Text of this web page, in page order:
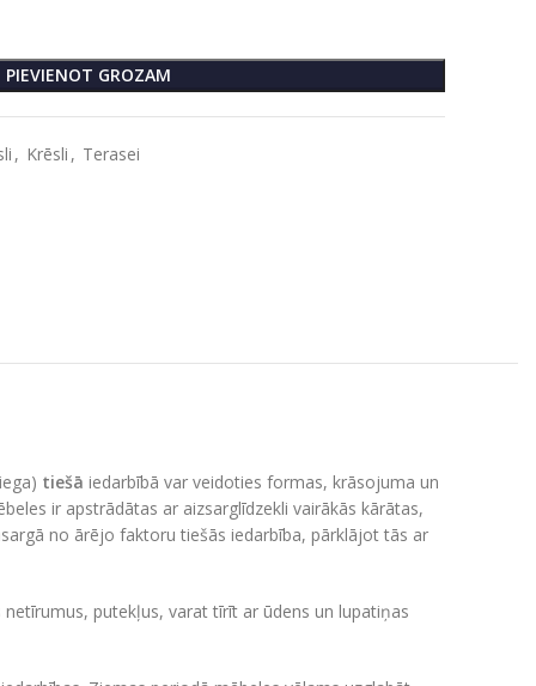
PIEVIENOT GROZAM
, Krēsli , Terasei
tiešā iedarbībā var veidoties formas, krāsojuma un
ir apstrādātas ar aizsarglīdzekli vairākās kārātas,
no ārējo faktoru tiešās iedarbība, pārklājot tās ar
putekļus, varat tīrīt ar ūdens un lupatiņas